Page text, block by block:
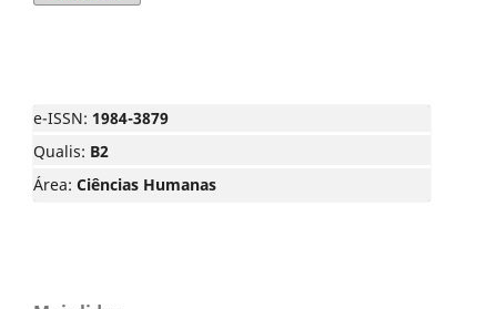
e-ISSN: 1984-3879
Qualis: B2
Área: Ciências Humanas